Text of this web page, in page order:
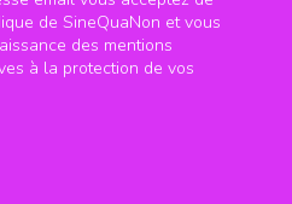
de SineQuaNon et vous
des mentions
à la protection de vos